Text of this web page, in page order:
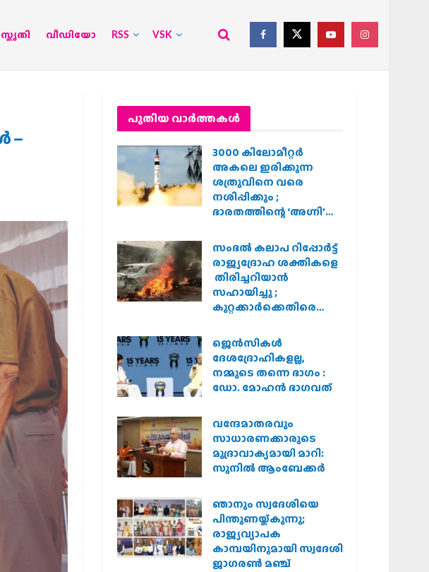
വീഡിയോ RSS VSK
–
പുതിയ വാര്‍ത്തകള്‍
3000 കിലോമീറ്റർ
അകലെ ഇരിക്കുന്ന
ശത്രുവിനെ വരെ
നശിപ്പിക്കും ;
ഭാരതത്തിന്റെ ‘അഗ്നി’
സംഭൽ കലാപ റിപ്പോർട്ട്
രാജ്യദ്രോഹ ശക്തികളെ
തിരിച്ചറിയാൻ
സഹായിച്ചു ;
കുറ്റക്കാർക്കെതിരെ
വേണമെന്ന് വിശ്വഹിന്ദു
പരിഷത്ത്
ജെന്‍സികള്‍
ദേശദ്രോഹികളല്ല,
നമ്മുടെ തന്നെ ഭാഗം :
ഡോ. മോഹന്‍ ഭാഗവത്
വന്ദേമാതരവും
സാധാരണക്കാരുടെ
മുദ്രാവാക്യമായി മാറി:
സുനിൽ ആംബേക്കർ
ഞാനും സ്വദേശിയെ
പിന്തുണയ്ക്കുന്നു;
രാജ്യവ്യാപക
കാമ്പയിനുമായി സ്വദേശി
ജാഗരണ്‍ മഞ്ച്